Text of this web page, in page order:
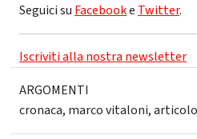
Seguici su Facebooke Twitter.
Iscriviti alla nostra newsletter
ARGOMENTI
cronaca, marco vitaloni,articolo